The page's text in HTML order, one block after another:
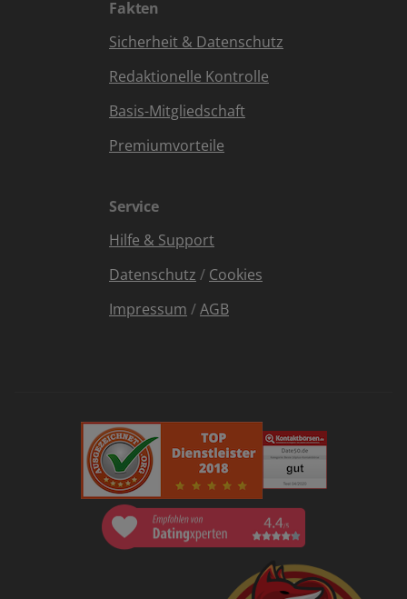
Fakten
Sicherheit & Datenschutz
Redaktionelle Kontrolle
Basis-Mitgliedschaft
Premiumvorteile
Service
Hilfe & Support
Datenschutz / Cookies
Impressum /AGB